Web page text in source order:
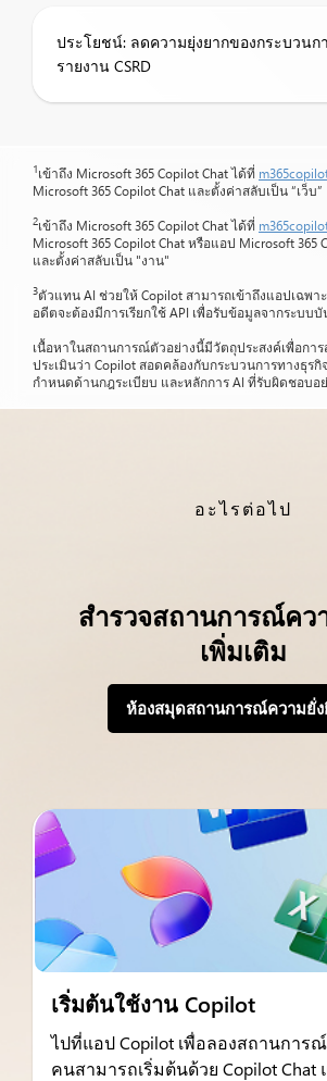
ประโยชน์: ลดความยุ่งยากของกระบวนก
รายงาน CSRD
1เข้าถึง Microsoft 365 Copilot Chat ได้ที่
Microsoft 365 Copilot Chat และตั้งค่าสลับเป็น “เว็บ”
2เข้าถึง Microsoft 365 Copilot Chat ได้ที่
Microsoft 365 Copilot Chat หรือแอป Microsoft 365
และตั้งค่าสลับเป็น "งาน"
3ตัวแทน AI ช่วยให้ Copilot สามารถเข้าถึงแอปเฉพ
อดีตจะต้องมีการเรียกใช้ API เพื่อรับข้อมูลจากระบบ
เนื้อหาในสถานการณ์ตัวอย่างนี้มีวัตถุประสงค์เพื่อกา
ประเมินว่า Copilot สอดคล้องกับกระบวนการทางธุร
กำหนดด้านกฎระเบียบ และหลักการ AI ที่รับผิดชอบอ
อะไรต่อไป
สำรวจสถานการณ์คว
เพิ่มเติม
ห้องสมุดสถานการณ์ความยั่
เริ่มต้นใช้งาน Copilot
ไปที่แอป Copilot เพื่อลองสถานการ
คนสามารถเริ่มต้นด้วย Copilot